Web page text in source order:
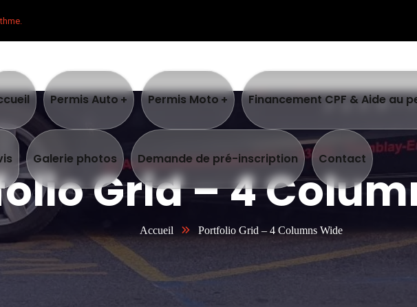
Permis Auto Permis Moto Financement CPF & Aide au
Galerie photos Demande de pré-inscription Contact
Grid – 4
Accueil Portfolio Grid – 4 Columns Wide